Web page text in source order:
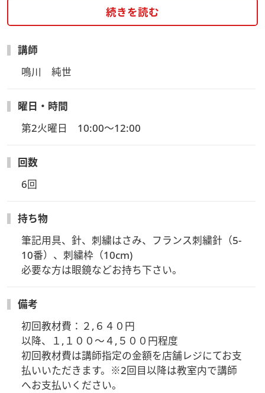
続きを読む
講師
鳴川　純世
曜日・時間
第2火曜日　10:00～12:00
回数
6回
持ち物
筆記用具、針、刺繍はさみ、フランス刺繍針（5-
10番）、刺繍枠（10cm)
必要な方は眼鏡などお持ち下さい。
備考
初回教材費：２,６４０円
以降、１,１００～４,５００円程度
初回教材費は講師指定の金額を店舗レジにてお支
払いいただきます。※2回目以降は教室内で講師
へお支払いください。